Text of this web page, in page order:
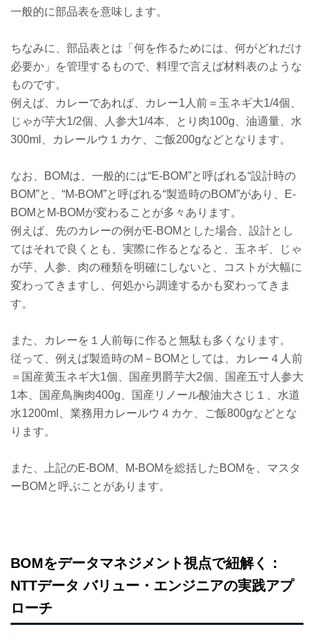
一般的に部品表を意味します。
ちなみに、部品表とは「何を作るためには、何がどれだけ
必要か」を管理するもので、料理で言えば材料表のような
ものです。
例えば、カレーであれば、カレー1人前＝玉ネギ大1/4個、
じゃが芋大1/2個、人参大1/4本、とり肉100g、油適量、水
300ml、カレールウ１カケ、ご飯200gなどとなります。
なお、BOMは、一般的には“E-BOM”と呼ばれる“設計時の
BOM”と、“M-BOM”と呼ばれる“製造時のBOM”があり、E-
BOMとM-BOMが変わることが多々あります。
例えば、先のカレーの例がE-BOMとした場合、設計とし
てはそれで良くとも、実際に作るとなると、玉ネギ、じゃ
が芋、人参、肉の種類を明確にしないと、コストが大幅に
変わってきますし、何処から調達するかも変わってきま
す。
また、カレーを１人前毎に作ると無駄も多くなります。
従って、例えば製造時のM－BOMとしては、カレー４人前
＝国産黄玉ネギ大1個、国産男爵芋大2個、国産五寸人参大
1本、国産鳥胸肉400g、国産リノール酸油大さじ１、水道
水1200ml、業務用カレールウ４カケ、ご飯800gなどとな
ります。
また、上記のE-BOM、M-BOMを総括したBOMを、マスタ
ーBOMと呼ぶことがあります。
BOMをデータマネジメント視点で紐解く：
NTTデータ バリュー・エンジニアの実践アプ
ローチ